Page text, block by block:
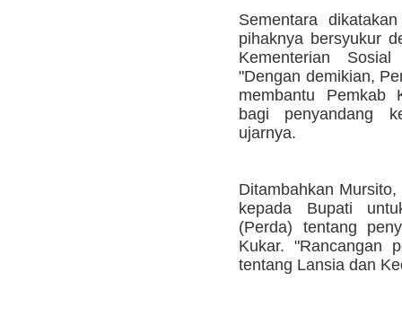
Sementara
pihaknya bersyukur
Kementerian
"Dengan demikian,
membantu Pemkab
bagi penyandang
ujarnya.
Ditambahkan
kepada Bupati
(Perda) tentang
Kukar. "Rancangan
tentang Lansia dan